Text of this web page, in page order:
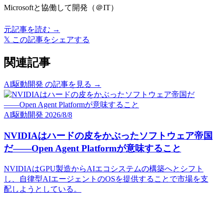
Microsoftと協働して開発（＠IT）
元記事を読む →
𝕏 この記事をシェアする
関連記事
AI駆動開発 の記事を見る →
AI駆動開発 2026/8/8
NVIDIAはハードの皮をかぶったソフトウェア帝国
だ――Open Agent Platformが意味すること
NVIDIAはGPU製造からAIエコシステムの構築へとシフト
し、自律型AIエージェントのOSを提供することで市場を支
配しようとしている。